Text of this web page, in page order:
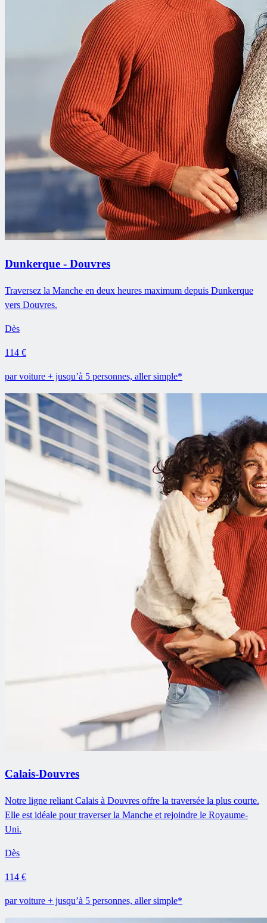
Dunkerque - Douvres
Traversez la Manche en deux heures maximum depuis Dunkerque
vers Douvres.
Dès
114 €
par voiture + jusqu’à 5 personnes, aller simple*
Calais-Douvres
Notre ligne reliant Calais à Douvres offre la traversée la plus courte.
Elle est idéale pour traverser la Manche et rejoindre le Royaume-
Uni.
Dès
114 €
par voiture + jusqu’à 5 personnes, aller simple*